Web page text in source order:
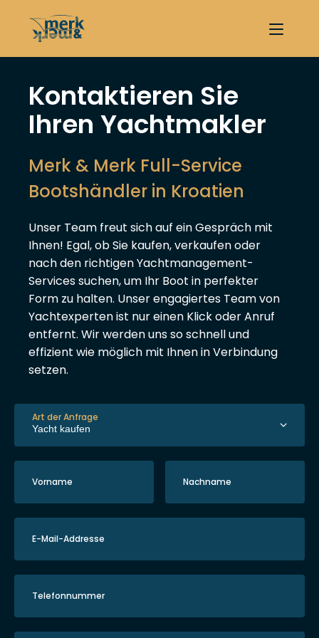
Kontaktieren Sie
Ihren Yachtmakler
Merk & Merk Full-Service
Bootshändler in Kroatien
Unser Team freut sich auf ein Gespräch mit
Ihnen! Egal, ob Sie kaufen, verkaufen oder
nach den richtigen Yachtmanagement-
Services suchen, um Ihr Boot in perfekter
Form zu halten. Unser engagiertes Team von
Yachtexperten ist nur einen Klick oder Anruf
entfernt. Wir werden uns so schnell und
effizient wie möglich mit Ihnen in Verbindung
setzen.
Art der Anfrage
Vorname Nachname
E-Mail-Addresse
Telefonnummer